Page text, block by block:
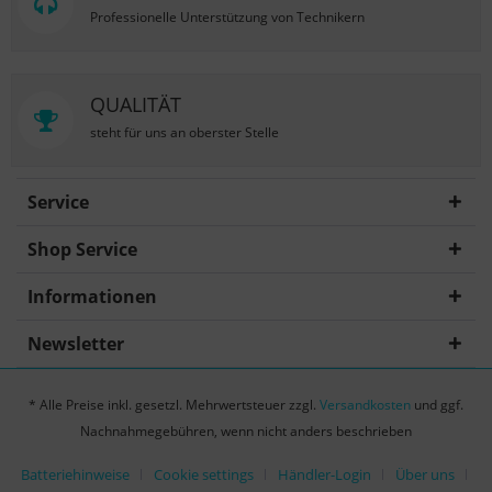
Professionelle Unterstützung von Technikern
QUALITÄT
steht für uns an oberster Stelle
Service
Shop Service
Informationen
Newsletter
* Alle Preise inkl. gesetzl. Mehrwertsteuer zzgl. Versandkosten und ggf.
Nachnahmegebühren, wenn nicht anders beschrieben
Batteriehinweise Cookie settings Händler-Login Über uns